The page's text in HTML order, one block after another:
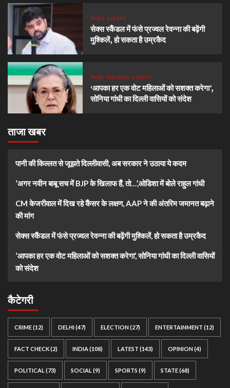
India Latest
सेक्स स्कैंडल में फंसे प्रज्वल रेवन्ना की बढ़ेंगी
मुश्किलें, हो सकता है उम्रकैद
Delhi Election Latest
‘आपका हर एक वोट महिलाओं को सशक्त करेगा’,
सोनिया गांधी का दिल्ली वासियों को संदेश
ताजा खबर
पानी की किल्लत से जूझते दिल्लीवासी, अब सरकार ने उठाया ये कदम
‘अगर नवीन बाबू सच में BJP के खिलाफ हैं, तो…’,ओडिशा में बोले राहुल गांधी
CM केजरीवाल में दिख रहे कैंसर के लक्षण, AAP ने की अंतरिम जमानत बढ़ाने
की मांग
सेक्स स्कैंडल में फंसे प्रज्वल रेवन्ना की बढ़ेंगी मुश्किलें, हो सकता है उम्रकैद
‘आपका हर एक वोट महिलाओं को सशक्त करेगा’, सोनिया गांधी का दिल्ली वासियों
को संदेश
कैटेगरी
CRIME(12) DELHI(47) ELECTION(27) ENTERTAINMENT (12)
FACT CHECK(2) INDIA(108) LATEST (143) OPINION(4)
POLITICAL (73) SOCIAL (9) SPORTS (9) STATE(68)